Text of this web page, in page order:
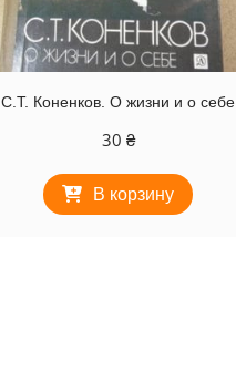
С.Т. Коненков. О жизни и о себе
30 ₴
В корзину